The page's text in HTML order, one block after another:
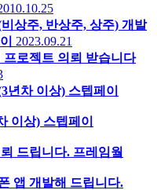
상주, 반상주, 상주) 개발
2023.09.21
로젝트 의뢰 받습니다
년차 이상) 스텝페이
이상) 스텝페이
드립니다. 프레임웤
앱 개발해 드립니다.